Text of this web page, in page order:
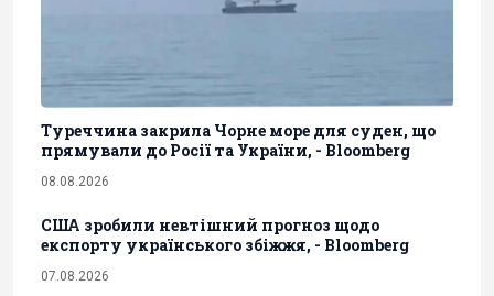
Туреччина закрила Чорне море для суден, що
прямували до Росії та України, - Bloomberg
08.08.2026
США зробили невтішний прогноз щодо
експорту українського збіжжя, - Bloomberg
07.08.2026